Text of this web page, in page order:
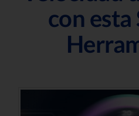
con esta